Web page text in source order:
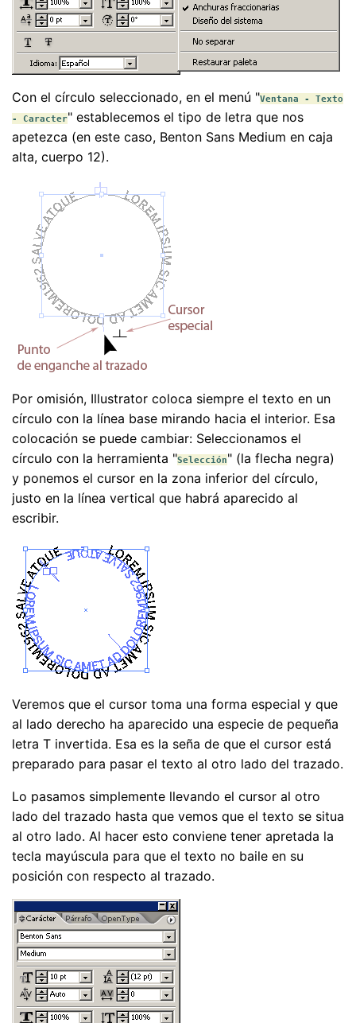
Con el círculo seleccionado, en el menú "Ventana - Texto
- Caracter" establecemos el tipo de letra que nos
apetezca (en este caso, Benton Sans Medium en caja
alta, cuerpo 12).
Por omisión, Illustrator coloca siempre el texto en un
círculo con la línea base mirando hacia el interior. Esa
colocación se puede cambiar: Seleccionamos el
círculo con la herramienta "Selección" (la flecha negra)
y ponemos el cursor en la zona inferior del círculo,
justo en la línea vertical que habrá aparecido al
escribir.
Veremos que el cursor toma una forma especial y que
al lado derecho ha aparecido una especie de pequeña
letra T invertida. Esa es la seña de que el cursor está
preparado para pasar el texto al otro lado del trazado.
Lo pasamos simplemente llevando el cursor al otro
lado del trazado hasta que vemos que el texto se situa
al otro lado. Al hacer esto conviene tener apretada la
tecla mayúscula para que el texto no baile en su
posición con respecto al trazado.